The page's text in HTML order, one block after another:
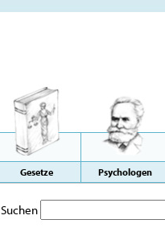
Gesetze Psychologen
Suchen